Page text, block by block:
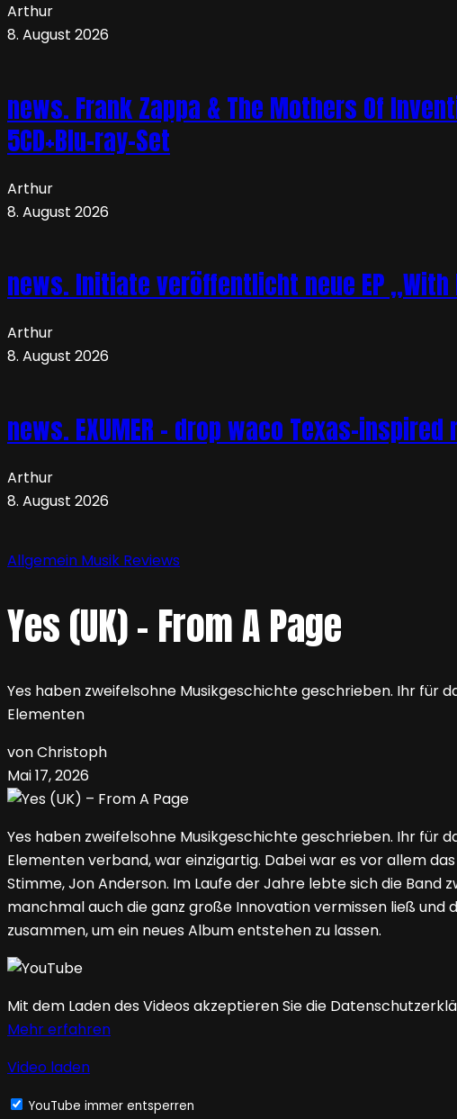
Arthur
8. August 2026
news. Frank Zappa & The Mothers Of
5CD+Blu-ray-Set
Arthur
8. August 2026
news. Initiate veröffentlicht neue EP
Arthur
8. August 2026
news. EXUMER – drop waco Texas-
Arthur
8. August 2026
Allgemein Musik Reviews
Yes (UK) – From A Page
Yes haben zweifelsohne Musikgeschichte geschrieben. Ihr für
Elementen
von Christoph
Mai 17, 2026
Yes haben zweifelsohne Musikgeschichte geschrieben. Ihr für
Elementen verband, war einzigartig. Dabei war es vor allem
Stimme, Jon Anderson. Im Laufe der Jahre lebte sich die
manchmal auch die ganz große Innovation vermissen ließ
zusammen, um ein neues Album entstehen zu lassen.
Mit dem Laden des Videos akzeptieren Sie die
Mehr erfahren
Video laden
YouTube immer entsperren